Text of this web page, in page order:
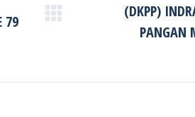
79
(DKPP)
PANGAN